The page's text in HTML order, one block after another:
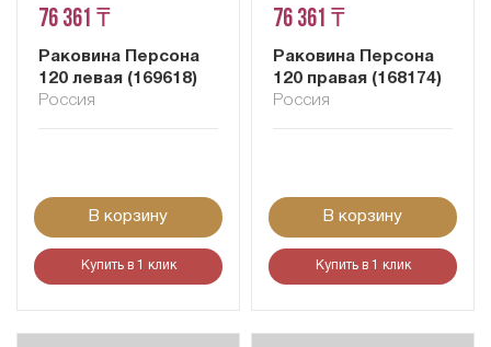
76 361 ₸
Раковина Персона
120 левая (169618)
Россия
В корзину
Купить в 1 клик
76 361 ₸
Раковина Персона
120 правая (168174)
Россия
В корзину
Купить в 1 клик